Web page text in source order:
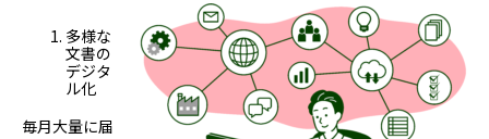
多様な
文書の
デジタ
ル化
毎月大量に届